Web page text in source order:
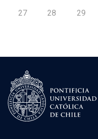
27 28 29